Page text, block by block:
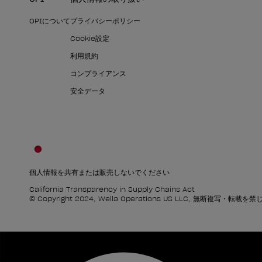
OPIについてプライバシーポリシー
Cookie設定
利用規約
コンプライアンス
安全データ
個人情報を共有または販売しないでください
California Transparency in Supply Chains Act
© Copyright 2024, Wella Operations US LLC, 無断複写・転載を禁じ